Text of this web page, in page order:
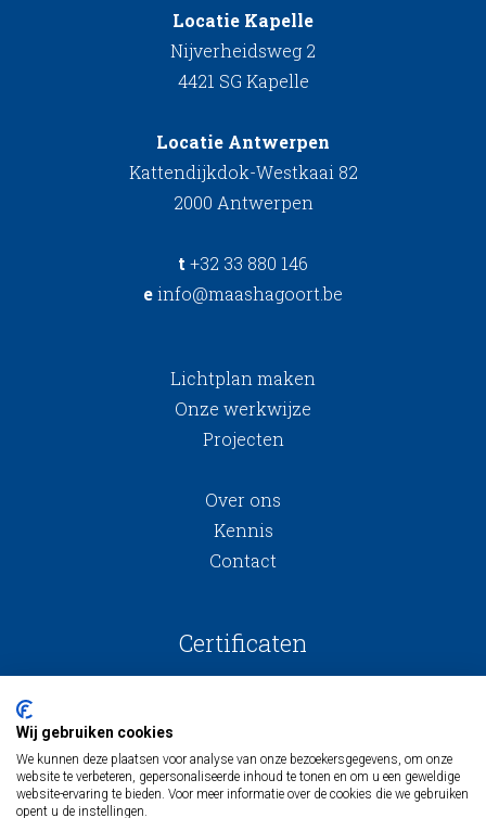
Locatie Kapelle
Nijverheidsweg 2
4421 SG Kapelle
Locatie Antwerpen
Kattendijkdok-Westkaai 82
2000 Antwerpen
t +32 33 880 146
einfo@maashagoort.be
Lichtplan maken
Onze werkwijze
Projecten
Over ons
Kennis
Contact
Certificaten
Wij gebruiken cookies
We kunnen deze plaatsen voor analyse van onze bezoekersgegevens, om onze
website te verbeteren, gepersonaliseerde inhoud te tonen en om u een geweldige
website-ervaring te bieden. Voor meer informatie over de cookies die we gebruiken
opent u de instellingen.